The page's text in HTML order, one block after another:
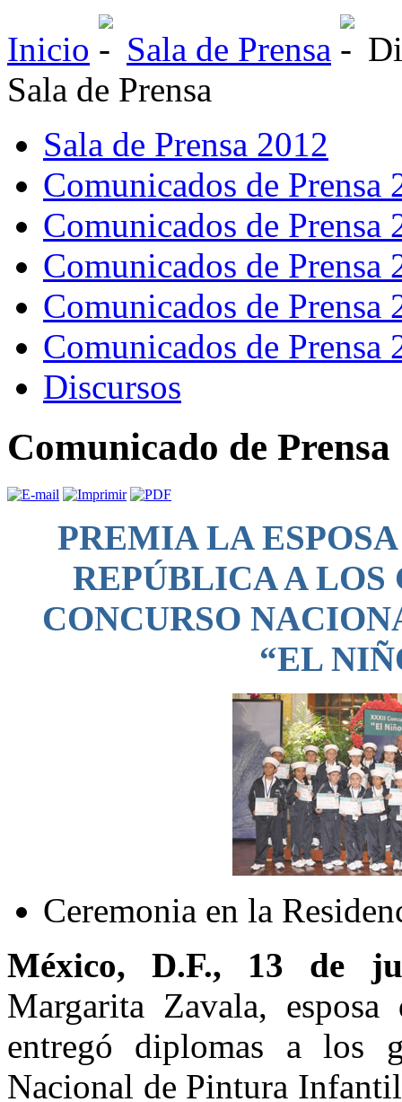
Inicio
Sala de Prensa
Sala de Prensa
Sala de Prensa 2012
Comunicados de Prensa
Comunicados de Prensa
Comunicados de Prensa
Comunicados de Prensa
Comunicados de Prensa
Discursos
Comunicado de Prensa
PREMIA LA
REPÚBLICA A
CONCURSO
“EL
Ceremonia en la
México, D.F., 13 de
Margarita Zavala,
entregó diplomas a los
Nacional de Pintura